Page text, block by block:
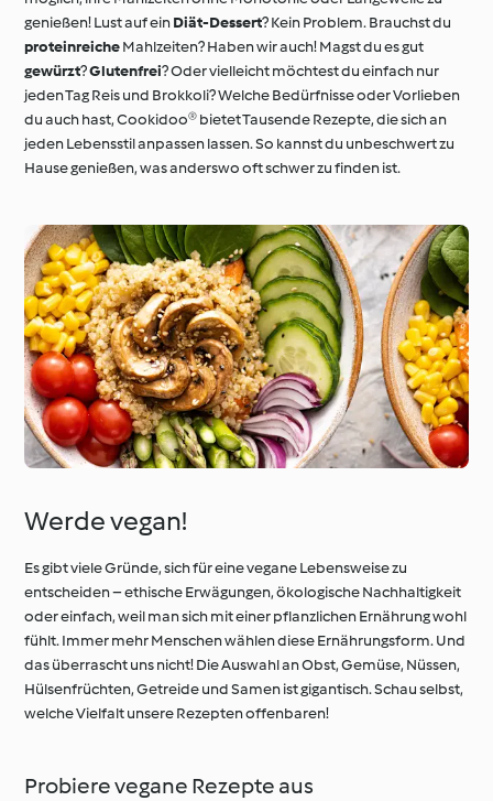
genießen! Lust auf einDiät-Dessert? Kein Problem. Brauchst du
proteinreicheMahlzeiten? Haben wir auch! Magst du es gut
gewürzt?Glutenfrei? Oder vielleicht möchtest du einfach nur
jeden Tag Reis und Brokkoli? Welche Bedürfnisse oder Vorlieben
du auch hast, Cookidoo® bietet Tausende Rezepte, die sich an
jeden Lebensstil anpassen lassen. So kannst du unbeschwert zu
Hause genießen, was anderswo oft schwer zu finden ist.
Werde vegan!
Es gibt viele Gründe, sich für eine vegane Lebensweise zu
entscheiden – ethische Erwägungen, ökologische Nachhaltigkeit
oder einfach, weil man sich mit einer pflanzlichen Ernährung wohl
fühlt. Immer mehr Menschen wählen diese Ernährungsform. Und
das überrascht uns nicht! Die Auswahl an Obst, Gemüse, Nüssen,
Hülsenfrüchten, Getreide und Samen ist gigantisch. Schau selbst,
welche Vielfalt unsere Rezepten offenbaren!
Probiere vegane Rezepte aus